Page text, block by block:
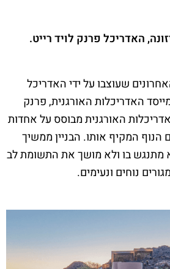
האדריכל פרנק לויד רייט.
שעוצבו על ידי האדריכל
האדריכלות האורגנית, פרנק
האורגנית מבוסס על אחדות
המקיף אותו. הבניין ממשיך
מתנגש בו ולא מושך את התשומת לב
נוחים ונעימים.